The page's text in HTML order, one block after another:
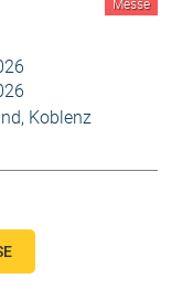
Messe
Koblenz